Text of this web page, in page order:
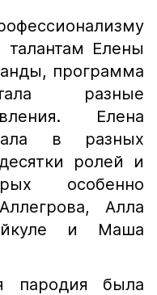
Елены
программа
разные
Елена
в разных
ролей и
особенно
Алла
и Маша
пародия была